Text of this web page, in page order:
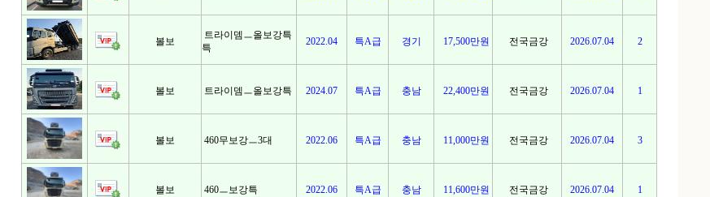
볼보
트라이뎀ㅡ올보강특
특
2022.04 특A급 경기 17,500만원 전국금강 2026.07.04 2
볼보 트라이뎀ㅡ올보강특 2024.07 특A급 충남 22,400만원 전국금강 2026.07.04 1
볼보 460무보강ㅡ3대 2022.06 특A급 충남 11,000만원 전국금강 2026.07.04 3
볼보 460ㅡ보강특 2022.06 특A급 충남 11,600만원 전국금강 2026.07.04 1